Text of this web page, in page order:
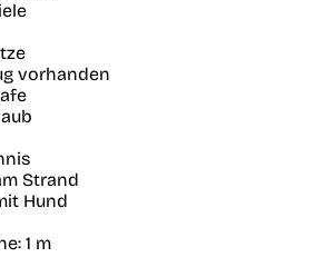
vorhanden
Strand
Hund
1 m